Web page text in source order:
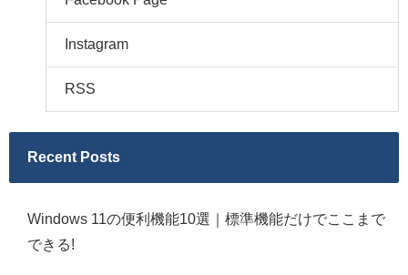
Instagram
RSS
Recent Posts
Windows 11の便利機能10選｜標準機能だけでここまで
できる!